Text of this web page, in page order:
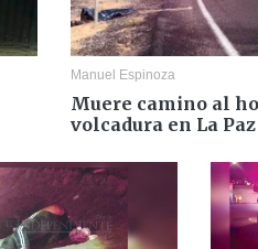
Manuel Espinoza
Muere camino al
volcadura en La Paz